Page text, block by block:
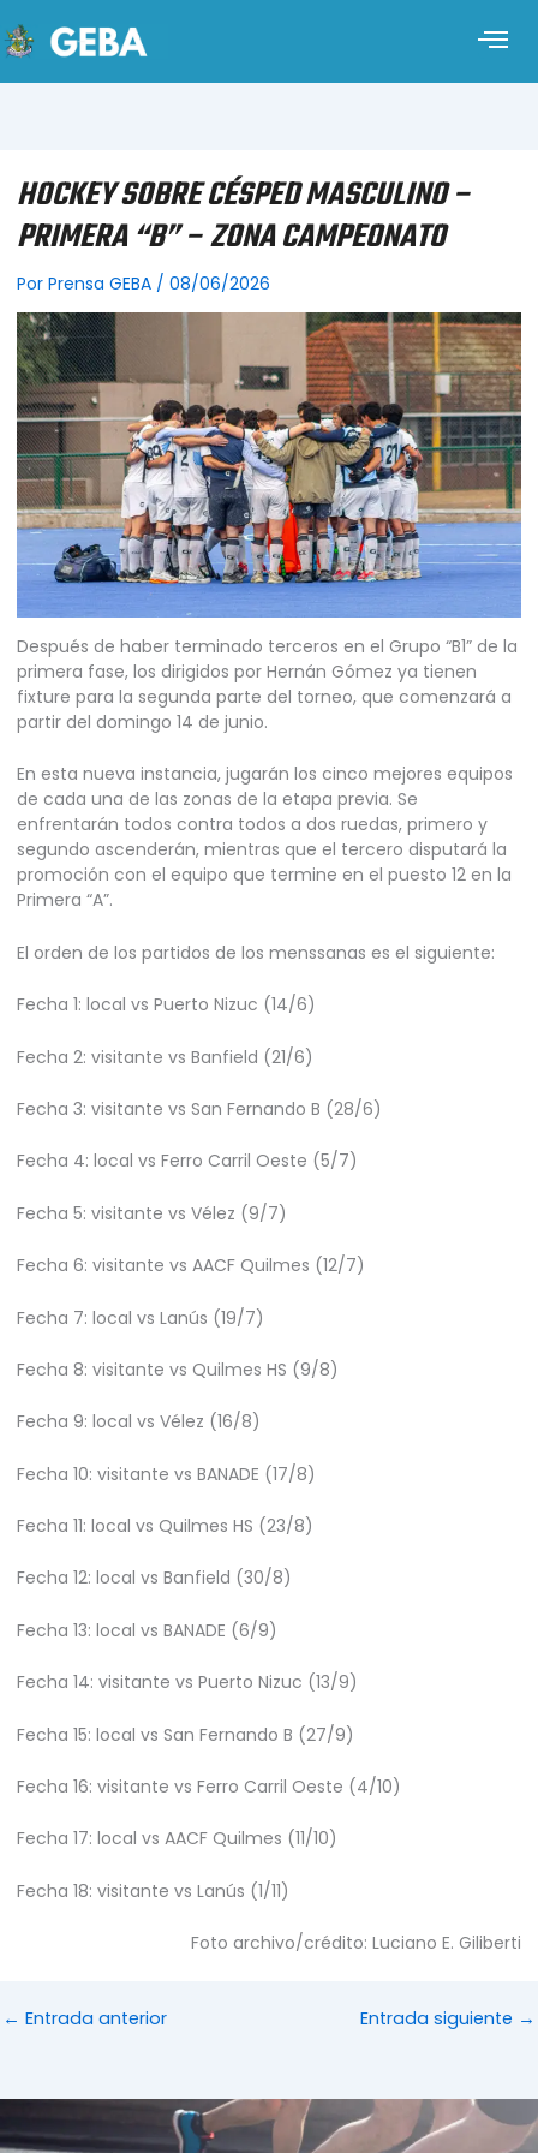
HOCKEY SOBRE CÉSPED MASCULINO –
PRIMERA “B” – ZONA CAMPEONATO
Por Prensa GEBA / 08/06/2026
Después de haber terminado terceros en el Grupo “B1” de la
primera fase, los dirigidos por Hernán Gómez ya tienen
fixture para la segunda parte del torneo, que comenzará a
partir del domingo 14 de junio.
En esta nueva instancia, jugarán los cinco mejores equipos
de cada una de las zonas de la etapa previa. Se
enfrentarán todos contra todos a dos ruedas, primero y
segundo ascenderán, mientras que el tercero disputará la
promoción con el equipo que termine en el puesto 12 en la
Primera “A”.
El orden de los partidos de los menssanas es el siguiente:
Fecha 1: local vs Puerto Nizuc (14/6)
Fecha 2: visitante vs Banfield (21/6)
Fecha 3: visitante vs San Fernando B (28/6)
Fecha 4: local vs Ferro Carril Oeste (5/7)
Fecha 5: visitante vs Vélez (9/7)
Fecha 6: visitante vs AACF Quilmes (12/7)
Fecha 7: local vs Lanús (19/7)
Fecha 8: visitante vs Quilmes HS (9/8)
Fecha 9: local vs Vélez (16/8)
Fecha 10: visitante vs BANADE (17/8)
Fecha 11: local vs Quilmes HS (23/8)
Fecha 12: local vs Banfield (30/8)
Fecha 13: local vs BANADE (6/9)
Fecha 14: visitante vs Puerto Nizuc (13/9)
Fecha 15: local vs San Fernando B (27/9)
Fecha 16: visitante vs Ferro Carril Oeste (4/10)
Fecha 17: local vs AACF Quilmes (11/10)
Fecha 18: visitante vs Lanús (1/11)
Foto archivo/crédito: Luciano E. Giliberti
← Entrada anterior Entrada siguiente →